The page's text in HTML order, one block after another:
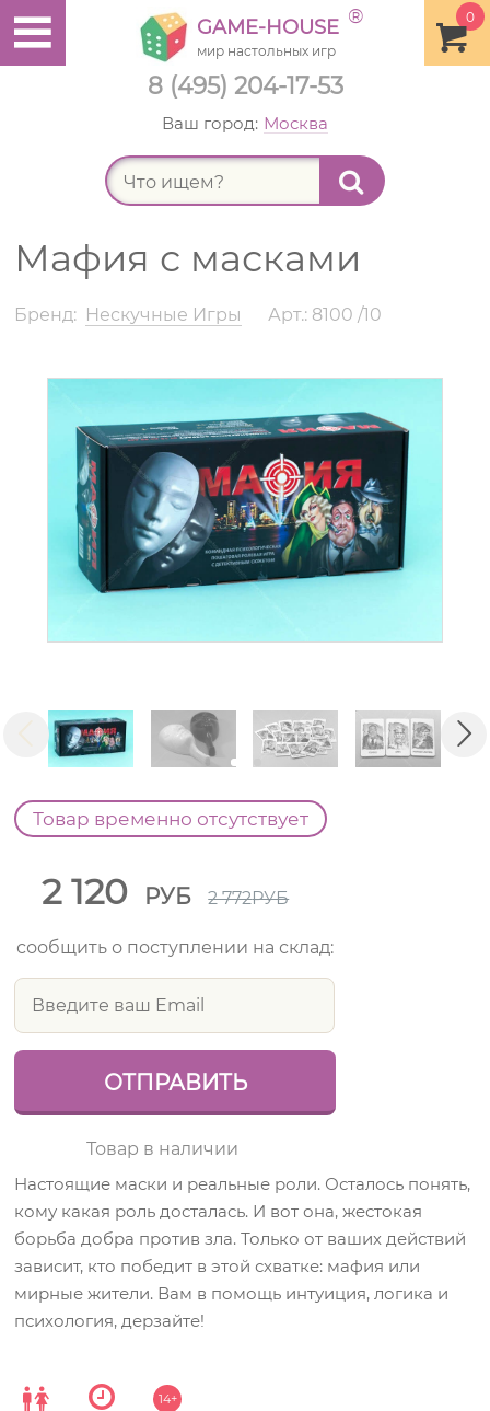
8 (495) 204-17-53
0
GAME-HOUSE ®
мир настольных игр
Ваш город: Москва
Мафия с масками
Бренд: Нескучные Игры Арт.: 8100 /10
Товар временно отсутствует
2 120 РУБ 2 772РУБ
сообщить о поступлении на склад:
Товар в наличии
Настоящие маски и реальные роли. Осталось понять,
кому какая роль досталась. И вот она, жестокая
борьба добра против зла. Только от ваших действий
зависит, кто победит в этой схватке: мафия или
мирные жители. Вам в помощь интуиция, логика и
психология, дерзайте!
14+